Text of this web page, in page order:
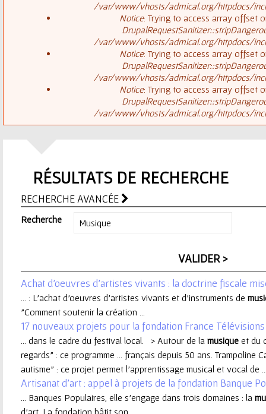
e
d
r
r
e
u
r
/var/www/vhosts/admical.org/httpdocs/
Notice: Trying to access array offset
/var/www/vhosts/admical.org/httpdocs/
Notice: Trying to access array offset
/var/www/vhosts/admical.org/httpdocs/
Notice: Trying to access array offset
/var/www/vhosts/admical.org/httpdocs/
RÉSULTATS DE RECHERCHE
RECHERCHE AVANCÉE
Recherche
Achat d'oeuvres d'artistes vivants : la doctrine fiscale
... : L'achat d'oeuvres d'artistes vivants et d'instruments de
"Comment soutenir la création ...
17 nouveaux projets pour la fondation France Télévisions
... dans le cadre du festival local. > Autour de la musique et du
regards" : ce programme ... français depuis 50 ans. Trampoline
autisme" : ce projet permet l’apprentissage musical et vocal de
Artisanat d'art : appel à projets de la fondation Banque
... Banques Populaires, elle s’engage dans trois domaines : la
d’art. La fondation bâtit son ...